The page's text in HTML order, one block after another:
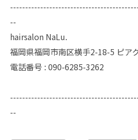
--
hairsalon NaLu.
福岡県福岡市南区横手2-18-5 ピア
電話番号 : 090-6285-3262
--